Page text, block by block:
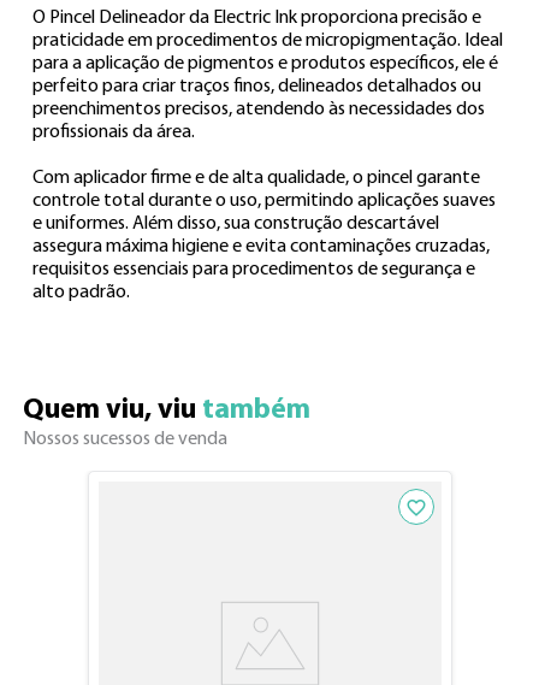
O Pincel Delineador da Electric Ink proporciona precisão e
praticidade em procedimentos de micropigmentação. Ideal
para a aplicação de pigmentos e produtos específicos, ele é
perfeito para criar traços finos, delineados detalhados ou
preenchimentos precisos, atendendo às necessidades dos
profissionais da área.
Com aplicador firme e de alta qualidade, o pincel garante
controle total durante o uso, permitindo aplicações suaves
e uniformes. Além disso, sua construção descartável
assegura máxima higiene e evita contaminações cruzadas,
requisitos essenciais para procedimentos de segurança e
alto padrão.
Quem viu, viu também
Nossos sucessos de venda
Adicionar aos